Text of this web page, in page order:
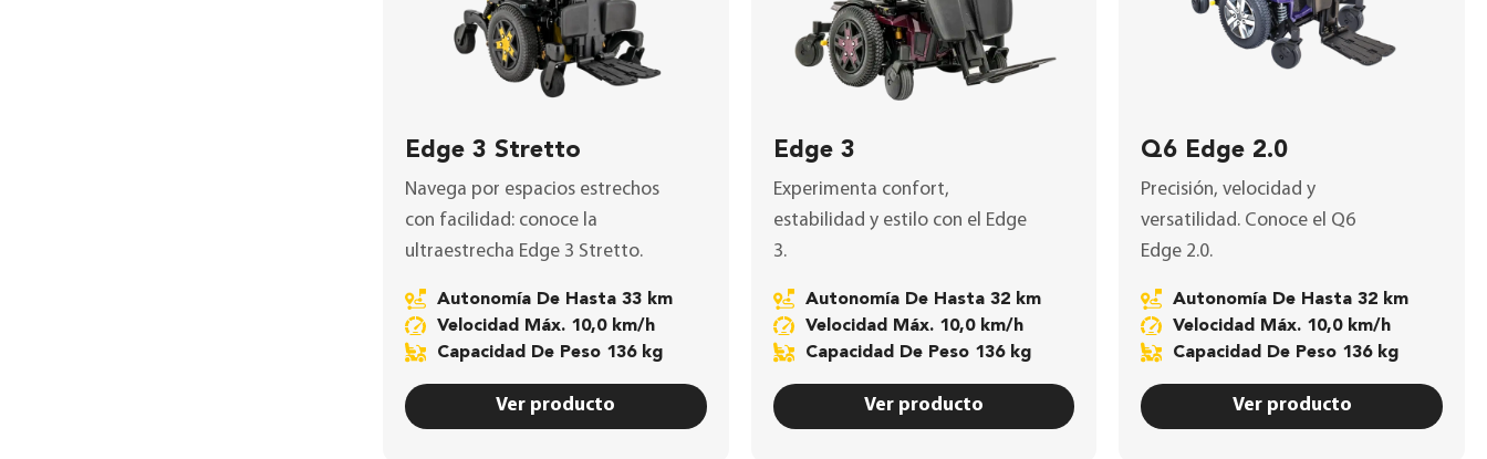
Edge 3 Stretto
Navega por espacios estrechos
con facilidad: conoce la
ultraestrecha Edge 3 Stretto.
Autonomía De Hasta 33 km
Velocidad Máx. 10,0 km/h
Capacidad De Peso 136 kg
Ver producto
Edge 3
Experimenta confort,
estabilidad y estilo con el Edge
3.
Autonomía De Hasta 32 km
Velocidad Máx. 10,0 km/h
Capacidad De Peso 136 kg
Ver producto
Q6 Edge 2.0
Precisión, velocidad y
versatilidad. Conoce el Q6
Edge 2.0.
Autonomía De Hasta 32 km
Velocidad Máx. 10,0 km/h
Capacidad De Peso 136 kg
Ver producto